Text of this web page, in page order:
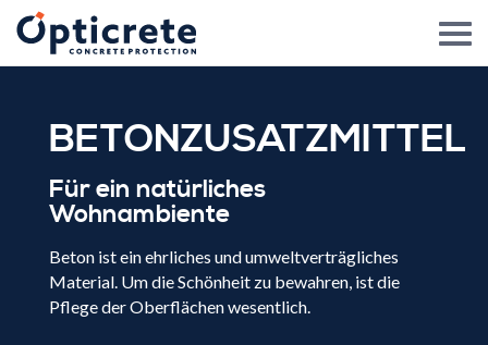
BETONZUSATZMITTEL
Für ein natürliches
Wohnambiente
Beton ist ein ehrliches und umweltverträgliches
Material. Um die Schönheit zu bewahren, ist die
Pflege der Oberflächen wesentlich.